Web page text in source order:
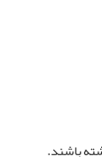
باشند.